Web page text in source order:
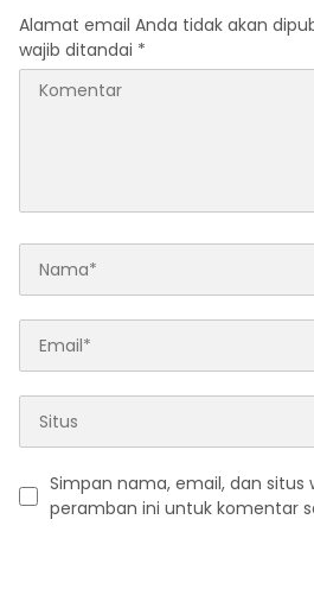
Alamat email Anda tidak akan
wajib ditandai *
Simpan nama, email, dan situs
peramban ini untuk komentar